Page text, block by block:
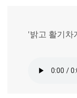
'밝고 활기차